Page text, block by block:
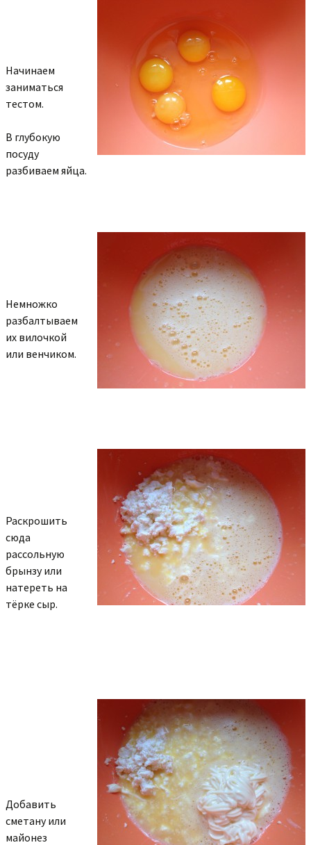
Начинаем
заниматься
тестом.
В глубокую
посуду
разбиваем яйца.
Немножко
разбалтываем
их вилочкой
или венчиком.
Раскрошить
сюда
рассольную
брынзу или
натереть на
тёрке сыр.
Добавить
сметану или
майонез